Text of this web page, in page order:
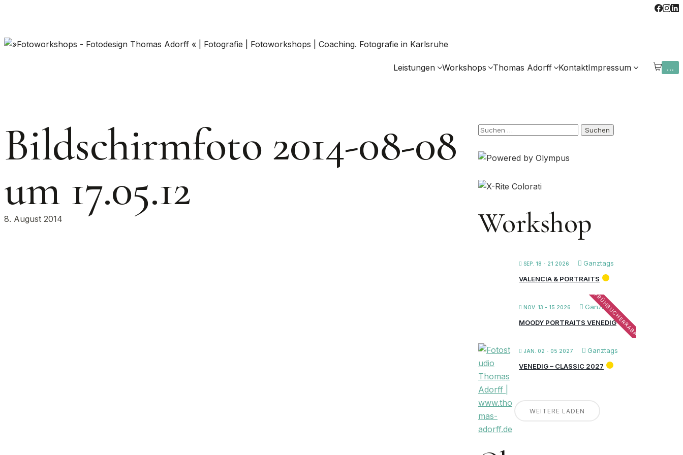
Leistungen Workshops Thomas Adorff KontaktImpressum …
Bildschirmfoto 2014-08-08
um 17.05.12
8. August 2014
Suchen
Workshop
SEP. 18 - 21 2026
Ganztags
VALENCIA & PORTRAITS
NOV. 13 - 15 2026 Ganztags
FRÜHBUCHERRABATT
MOODY PORTRAITS VENEDIG
JAN. 02 - 05 2027
Ganztags
VENEDIG – CLASSIC 2027
WEITERE LADEN